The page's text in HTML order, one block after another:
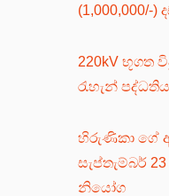
(1,000,000/-)
220kV භූගත
රැහැන්
හිරුණිකා ගේ
සැප්තැම්බර්
නියෝග